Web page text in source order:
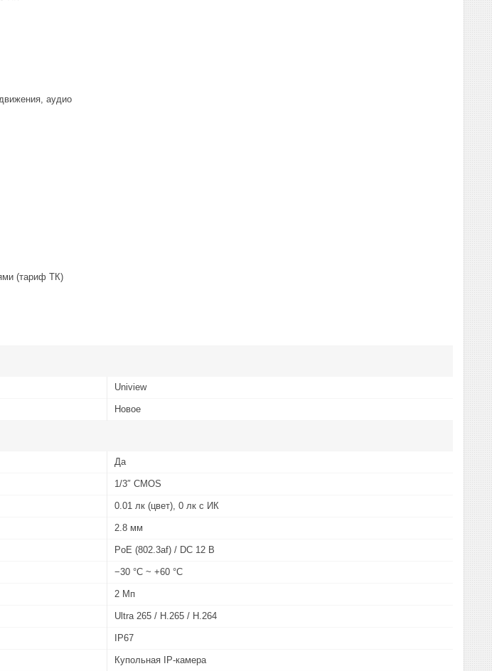
аудио
(тариф ТК)
Uniview
Новое
Да
1/3″ CMOS
0.01 лк (цвет), 0 лк с ИК
2.8 мм
PoE (802.3af) / DC 12 В
−30 °C ~ +60 °C
2 Мп
Ultra 265 / H.265 / H.264
IP67
Купольная IP-камера